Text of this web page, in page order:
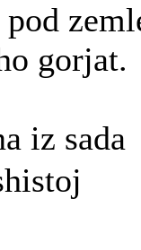
gorjat.
iz sada